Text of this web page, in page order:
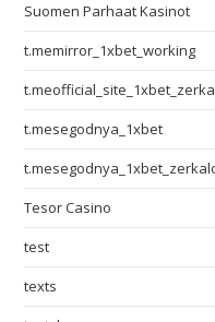
Suomen Parhaat Kasinot
t.memirror_1xbet_working
t.mesegodnya_1xbet
Tesor Casino
test
texts